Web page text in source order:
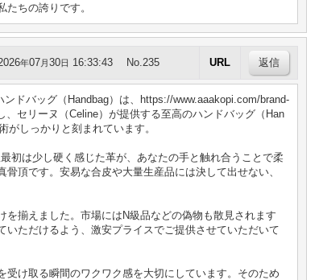
ちの誇りです。
年07月30日 16:33:43 No.235 URL
ドバッグ（Handbag）は、https://www.aaakopi.com/brand-
セリーヌ（Celine）が提供する至高のハンドバッグ（Han
しっかりと刻まれています。
初は少し硬く感じた革が、あなたの手と触れ合うことで柔
頂です。安易な合皮や大量生産品には決して出せない、
揃えました。市場にはN級品などの偽物も散見されます
ただけるよう、激安プライスでご提供させていただいて
け取る瞬間のワクワク感を大切にしています。そのため